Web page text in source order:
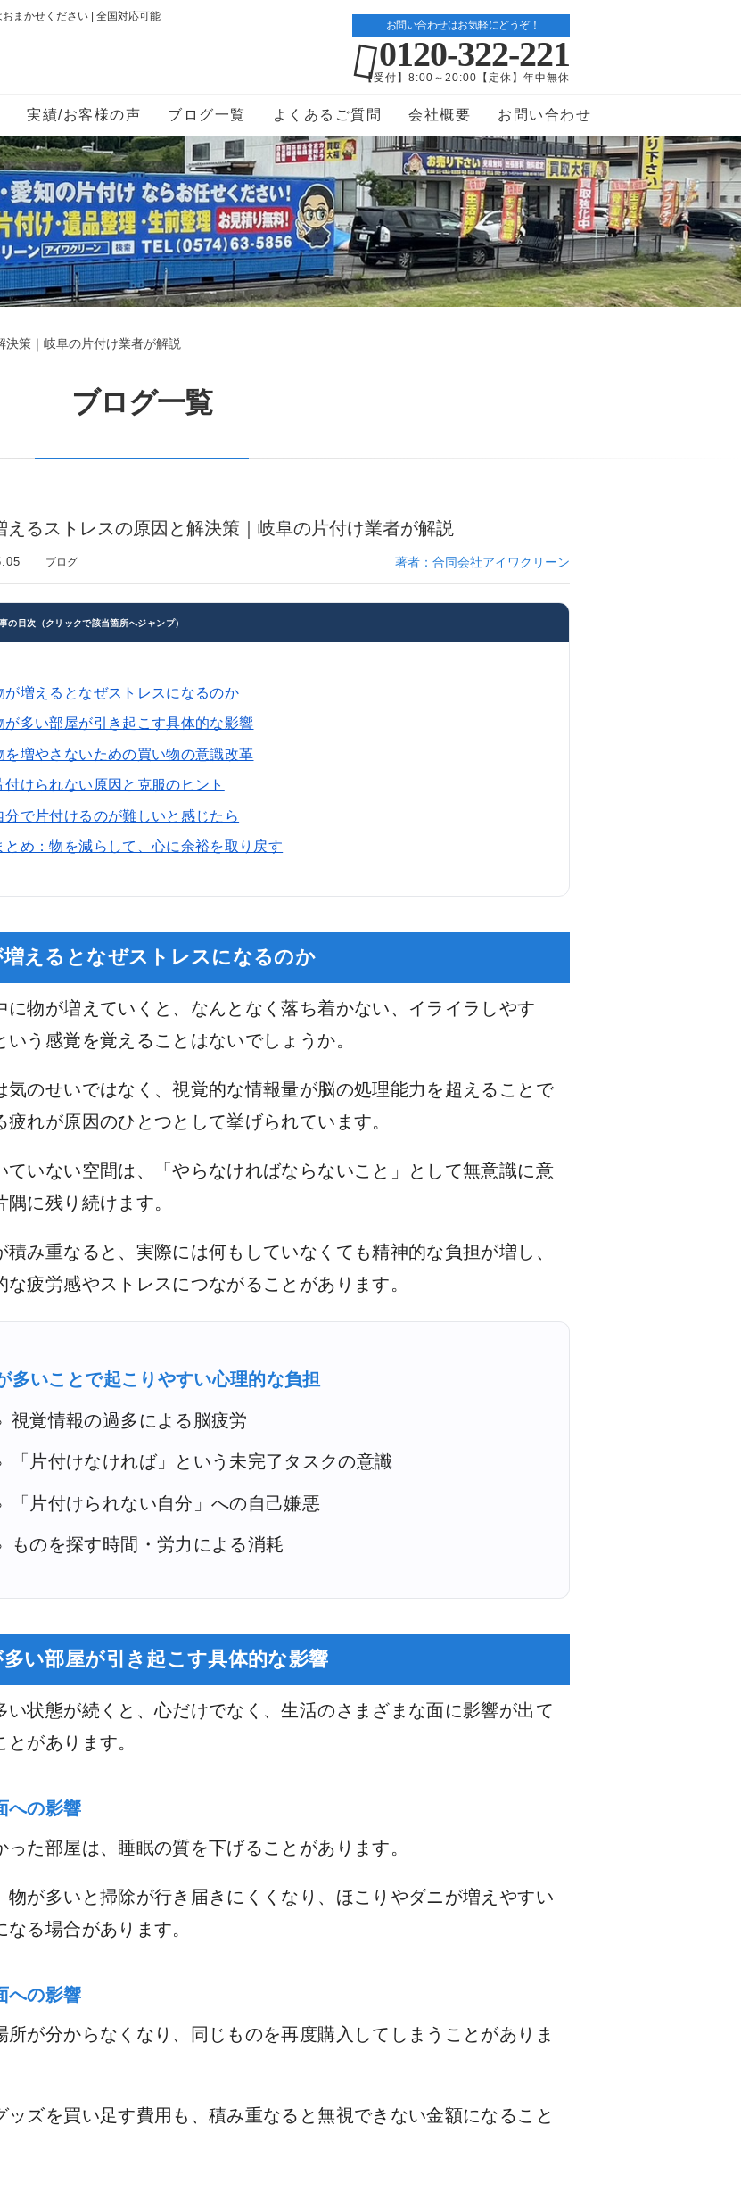
まかせください | 全国対応可能
お問い合わせはお気軽にどうぞ！
0120-322-221
【受付】8:00～20:00【定休】年中無休
実績/お客様の声 ブログ一覧 よくあるご質問 会社概要 お問い合わせ
策｜岐阜の片付け業者が解説
ブログ一覧
えるストレスの原因と解決策｜岐阜の片付け業者が解説
ブログ 著者：合同会社アイワクリーン
の目次（クリックで該当箇所へジャンプ）
が増えるとなぜストレスになるのか
が多い部屋が引き起こす具体的な影響
を増やさないための買い物の意識改革
付けられない原因と克服のヒント
分で片付けるのが難しいと感じたら
とめ：物を減らして、心に余裕を取り戻す
増えるとなぜストレスになるのか
に物が増えていくと、なんとなく落ち着かない、イライラしやす
いう感覚を覚えることはないでしょうか。
気のせいではなく、視覚的な情報量が脳の処理能力を超えることで
疲れが原因のひとつとして挙げられています。
ていない空間は、「やらなければならないこと」として無意識に意
隅に残り続けます。
積み重なると、実際には何もしていなくても精神的な負担が増し、
な疲労感やストレスにつながることがあります。
多いことで起こりやすい心理的な負担
視覚情報の過多による脳疲労
「片付けなければ」という未完了タスクの意識
「片付けられない自分」への自己嫌悪
ものを探す時間・労力による消耗
い部屋が引き起こす具体的な影響
い状態が続くと、心だけでなく、生活のさまざまな面に影響が出て
とがあります。
への影響
った部屋は、睡眠の質を下げることがあります。
物が多いと掃除が行き届きにくくなり、ほこりやダニが増えやすい
なる場合があります。
への影響
所が分からなくなり、同じものを再度購入してしまうことがありま
ッズを買い足す費用も、積み重なると無視できない金額になること